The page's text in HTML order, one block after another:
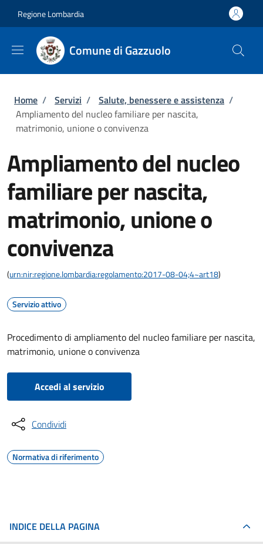
Regione Lombardia
Comune di Gazzuolo
Briciole di pane
Home / Servizi / Salute, benessere e assistenza /
Ampliamento del nucleo familiare per nascita,
matrimonio, unione o convivenza
Ampliamento del nucleo
familiare per nascita,
matrimonio, unione o
convivenza
(urn:nir:regione.lombardia:regolamento:2017-08-04;4~art18)
Servizio attivo
Procedimento di ampliamento del nucleo familiare per nascita,
matrimonio, unione o convivenza
Accedi al servizio
Condividi
Normativa di riferimento
INDICE DELLA PAGINA